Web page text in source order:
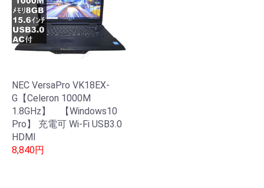
NEC VersaPro VK18EX-
G【Celeron 1000M
1.8GHz】 【Windows10
Pro】 充電可 Wi-Fi USB3.0
HDMI
8,840円